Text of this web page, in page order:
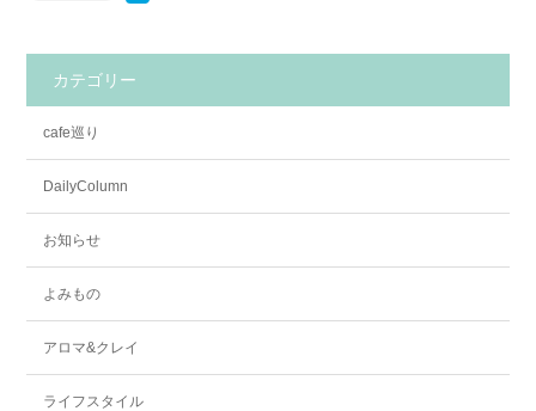
カテゴリー
cafe巡り
DailyColumn
お知らせ
よみもの
アロマ&クレイ
ライフスタイル